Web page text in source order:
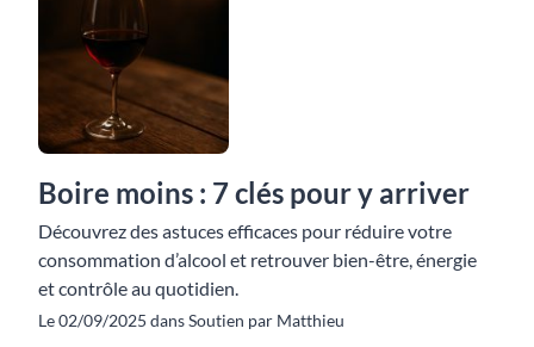
Boire moins : 7 clés pour y arriver
Découvrez des astuces efficaces pour réduire votre
consommation d’alcool et retrouver bien-être, énergie
et contrôle au quotidien.
Le 02/09/2025 dans Soutien par Matthieu